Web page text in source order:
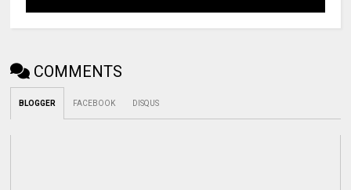
COMMENTS
BLOGGER FACEBOOK DISQUS